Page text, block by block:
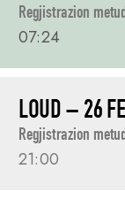
Regjistrazion
07:24
LOUD – 26
Regjistrazion
21:00